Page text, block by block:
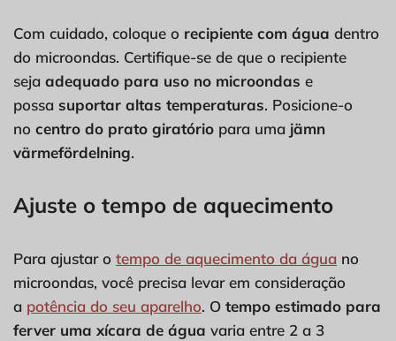
Com cuidado, coloque o recipiente com água dentro
do microondas. Certifique-se de que o recipiente
seja adequado para uso no microondas e
possa suportar altas temperaturas. Posicione-o
no centro do prato giratório para uma jämn
värmefördelning.
Ajuste o tempo de aquecimento
Para ajustar o tempo de aquecimento da água no
microondas, você precisa levar em consideração
a potência do seu aparelho. O tempo estimado para
ferver uma xícara de água varia entre 2 a 3